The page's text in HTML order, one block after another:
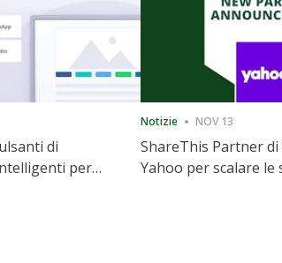
di
per
Notizie NOV 13
ShareThis Partner di
Yahoo per scalare le